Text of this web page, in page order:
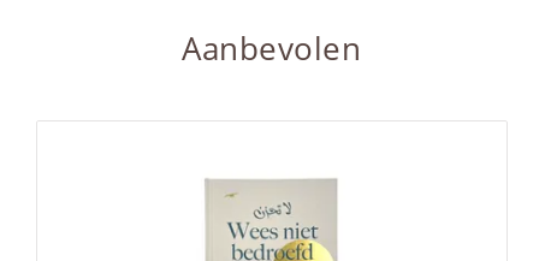
Aanbevolen